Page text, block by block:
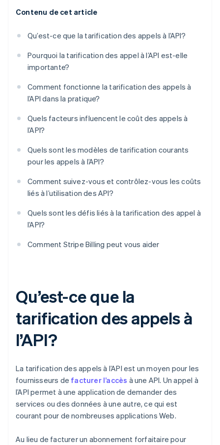
Contenu de cet article
Qu’est-ce que la tarification des appels à l’API?
Pourquoi la tarification des appel à l’API est-elle
importante?
Comment fonctionne la tarification des appels à
l’API dans la pratique?
Quels facteurs influencent le coût des appels à
l’API?
Quels sont les modèles de tarification courants
pour les appels à l’API?
Comment suivez-vous et contrôlez-vous les coûts
liés à l’utilisation des API?
Quels sont les défis liés à la tarification des appel à
l’API?
Comment Stripe Billing peut vous aider
Qu’est-ce que la
tarification des appels à
l’API?
La tarification des appels à l’API est un moyen pour les
fournisseurs de facturer l’accès à une API. Un appel à
l’API permet à une application de demander des
services ou des données à une autre, ce qui est
courant pour de nombreuses applications Web.
Au lieu de facturer un abonnement forfaitaire pour